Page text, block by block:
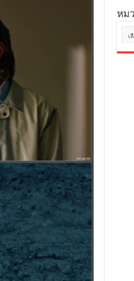
หม
หมู่